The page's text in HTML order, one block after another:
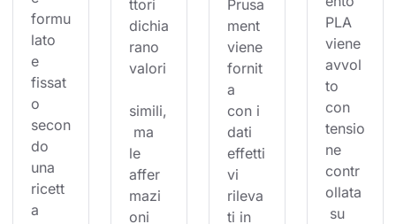
formu
lato
e
fissat
o
secon
do
una
ricett
a
ttori
dichia
rano
valori
simili,
ma
le
affer
mazi
oni
Prusa
ment
viene
fornit
a
con i
dati
effetti
vi
rileva
ti in
PLA
viene
avvol
to
con
tensio
ne
contr
ollata
su